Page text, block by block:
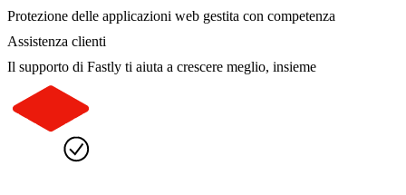
Protezione delle applicazioni web gestita con competenza
Assistenza clienti
Il supporto di Fastly ti aiuta a crescere meglio, insieme